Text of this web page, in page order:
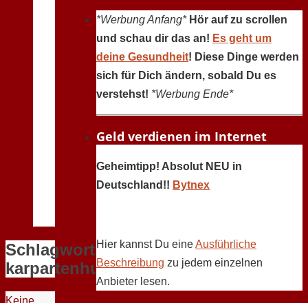
Schlagwort:
karpartenhund
Keine
*Werbung Anfang* Hör auf zu scrollen
und schau dir das an! Es geht um
deine Gesundheit! Diese Dinge werden
sich für Dich ändern, sobald Du es
verstehst! *Werbung Ende*
Geld verdienen im Internet
Geheimtipp! Absolut NEU in
Deutschland!! Bytnex
Hier kannst Du eineAusführliche
Beschreibung zu jedem einzelnen
Anbieter lesen.